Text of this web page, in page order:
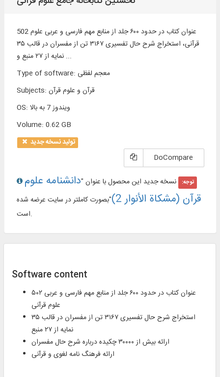
502 عنوان كتاب در حدود ۶۰۰ جلد از منابع مهم فارسی و عربی علوم
قرآنی، استخراج شرح حال تفسیری ۳۱۶۷ تن از مفسران در قالب ۳۵
نمایه از ۲۷ منبع و ...
Type of software: معجم لفظی
Subjects: قرآن و علوم قرآن
OS:
ویندوز 7 به بالا
Volume: 0.62 GB
تولید نسخه جدید
DoCompare
توجه: نسخه جدید این محصول با عنوان "دانشنامه علوم
قرآن (مشکاة الأنوار 2)
"بصورت کاملتر در سایت عرضه شده
است.
Software content
۵۰۲ عنوان كتاب در حدود ۶۰۰ جلد از منابع مهم فارسی و عربی
علوم قرآنی
استخراج شرح حال تفسیری ۳۱۶۷ تن از مفسران در قالب ۳۵
نمایه از ۲۷ منبع
ارائه بيش از ۳۰۰۰۰ چکیده درباره شرح حال مفسران
ارائه فرهنگ‌ نامه لغوی و قرآنی